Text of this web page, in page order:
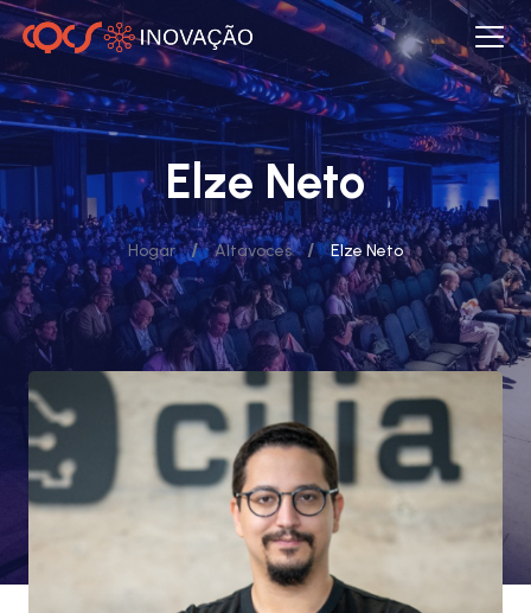
Elze Neto
Hogar / Altavoces / Elze Neto